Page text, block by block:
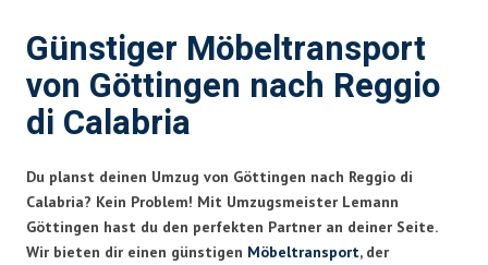
Günstiger Möbeltransport
von Göttingen nach Reggio
di Calabria
Du planst deinen Umzug von Göttingen nach Reggio di
Calabria? Kein Problem! Mit Umzugsmeister Lemann
Göttingen hast du den perfekten Partner an deiner Seite.
Wir bieten dir einen günstigen Möbeltransport, der